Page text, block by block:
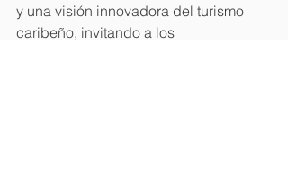
y una visión innovadora del turismo
caribeño, invitando a los